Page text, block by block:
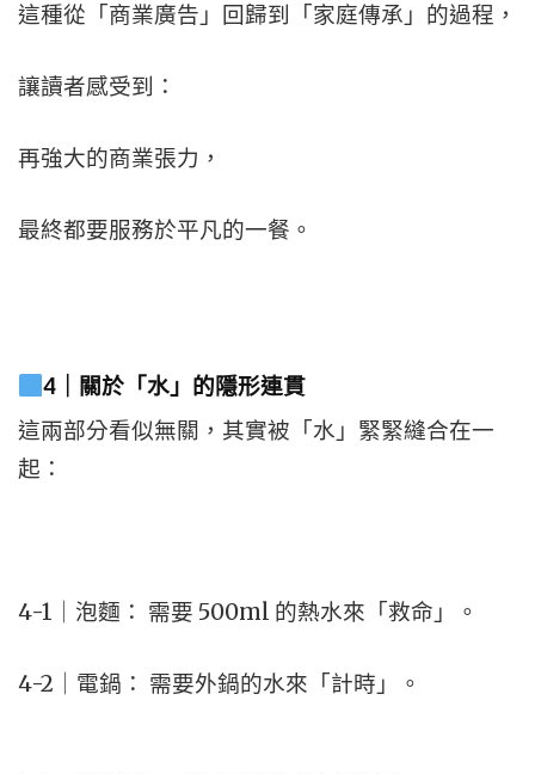
這種從「商業廣告」回歸到「家庭傳承」的過程，
讓讀者感受到：
再強大的商業張力，
最終都要服務於平凡的一餐。
4｜關於「水」的隱形連貫
這兩部分看似無關，其實被「水」緊緊縫合在一
起：
4-1｜泡麵： 需要 500ml 的熱水來「救命」。
4-2｜電鍋： 需要外鍋的水來「計時」。